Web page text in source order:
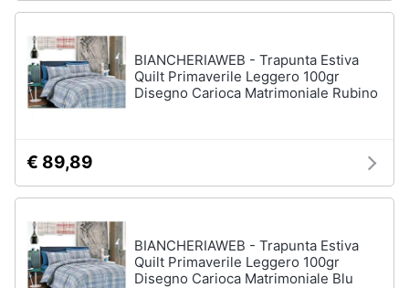
BIANCHERIAWEB - Trapunta Estiva
Quilt Primaverile Leggero 100gr
Disegno Carioca Matrimoniale Rubino
€ 89,89
BIANCHERIAWEB - Trapunta Estiva
Quilt Primaverile Leggero 100gr
Disegno Carioca Matrimoniale Blu